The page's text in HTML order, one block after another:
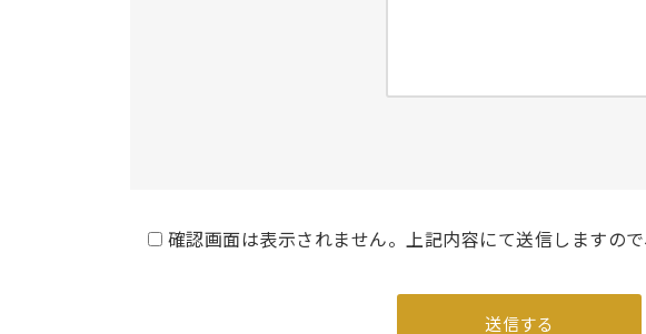
確認画面は表示されません。上記内容にて送信しますの